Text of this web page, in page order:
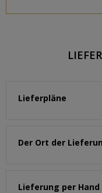
Lieferpläne
Der Ort der
Lieferung per Hand